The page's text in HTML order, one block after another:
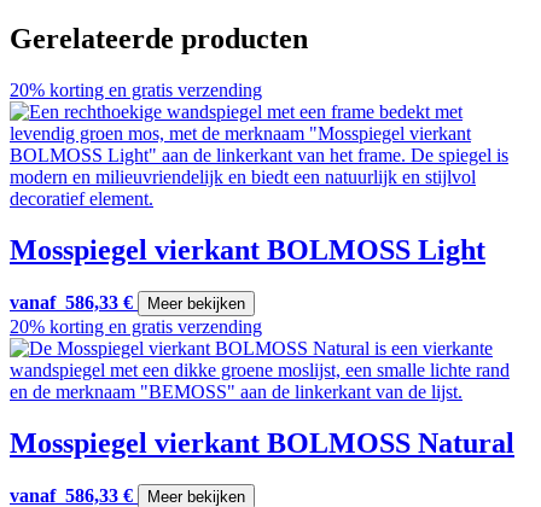
Gerelateerde producten
20% korting en gratis verzending
Mosspiegel vierkant BOLMOSS Light
vanaf 586,33 € Meer bekijken
20% korting en gratis verzending
Mosspiegel vierkant BOLMOSS Natural
vanaf 586,33 € Meer bekijken